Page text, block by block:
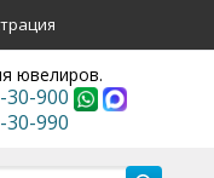
ювелиров.
30-900
30-990